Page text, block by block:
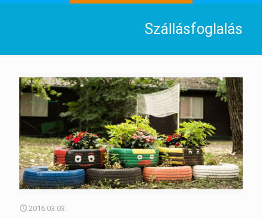
Szállásfoglalás
2016.03.03.